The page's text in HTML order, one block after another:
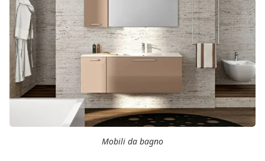
Mobili da bagno